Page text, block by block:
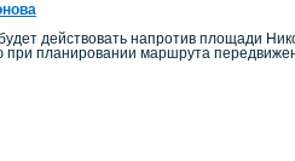
действовать напротив площади
при планировании маршрута